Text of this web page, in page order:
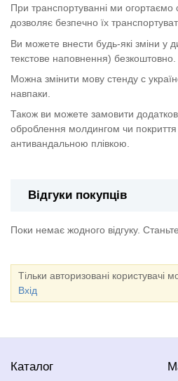
При транспортуванні ми
дозволяє безпечно їх
Ви можете внести будь-які зміни у
текстове наповнення) безкоштовно.
Можна змінити мову стенду с
навпаки.
Також ви можете замовити
оброблення молдингом чи
антивандальною плівкою.
Відгуки покупців
Поки немає жодного відгуку.
Тільки авторизовані користувачі
Вхід
Каталог